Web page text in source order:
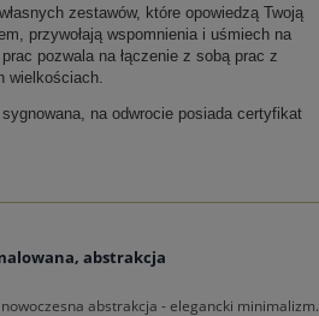
zestawów, które opowiedzą Twoją
przywołają wspomnienia i uśmiech na
pozwala na łączenie z sobą prac z
wielkościach.
na odwrocie posiada certyfikat
abstrakcja
abstrakcja - elegancki minimalizm.